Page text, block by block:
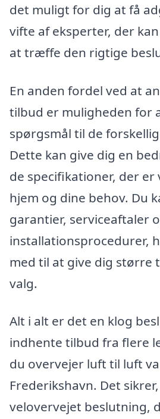
det muligt for dig at få
vifte af eksperter, der
at træffe den rigtige
En anden fordel ved at
tilbud er muligheden for
spørgsmål til de
Dette kan give dig en
de specifikationer, der
hjem og dine behov. Du
garantier, serviceaftaler
installationsprocedurer,
med til at give dig større
valg.
Alt i alt er det en klog
indhente tilbud fra flere
du overvejer luft til luft
Frederikshavn. Det
velovervejet beslutning,